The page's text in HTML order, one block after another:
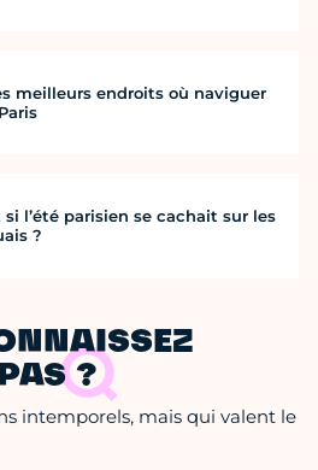
meilleurs endroits où naviguer
si l’été parisien se cachait sur les
?
?
intemporels, mais qui valent le